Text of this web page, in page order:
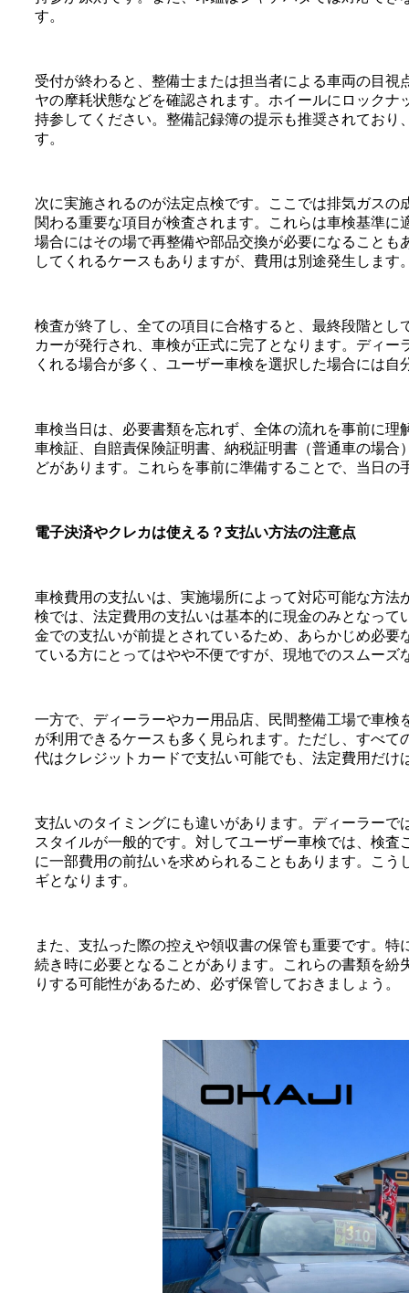
す。
受付が終わると、整備士または担当者による車両の目
ヤの摩耗状態などを確認されます。ホイールにロック
持参してください。整備記録簿の提示も推奨されてお
す。
次に実施されるのが法定点検です。ここでは排気ガス
関わる重要な項目が検査されます。これらは車検基準
場合にはその場で再整備や部品交換が必要になること
してくれるケースもありますが、費用は別途発生します
検査が終了し、全ての項目に合格すると、最終段階と
カーが発行され、車検が正式に完了となります。ディ
くれる場合が多く、ユーザー車検を選択した場合には
車検当日は、必要書類を忘れず、全体の流れを事前に
車検証、自賠責保険証明書、納税証明書（普通車の場
どがあります。これらを事前に準備することで、当日の
電子決済やクレカは使える？支払い方法の注意点
車検費用の支払いは、実施場所によって対応可能な方
検では、法定費用の支払いは基本的に現金のみとなっ
金での支払いが前提とされているため、あらかじめ必
ている方にとってはやや不便ですが、現地でのスムーズ
一方で、ディーラーやカー用品店、民間整備工場で車
が利用できるケースも多く見られます。ただし、すべ
代はクレジットカードで支払い可能でも、法定費用だ
支払いのタイミングにも違いがあります。ディーラー
スタイルが一般的です。対してユーザー車検では、検
に一部費用の前払いを求められることもあります。こ
ギとなります。
また、支払った際の控えや領収書の保管も重要です。
続き時に必要となることがあります。これらの書類を
りする可能性があるため、必ず保管しておきましょう。